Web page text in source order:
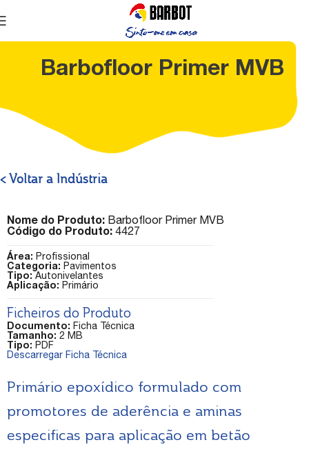
Barbofloor Primer MVB
< Voltar a Indústria
Nome do Produto: Barbofloor Primer MVB
Código do Produto: 4427
Área: Profissional
Categoria: Pavimentos
Tipo: Autonivelantes
Aplicação: Primário
Ficheiros do Produto
Documento: Ficha Técnica
Tamanho: 2 MB
Tipo: PDF
Descarregar Ficha Técnica
Primário epoxídico formulado com
promotores de aderência e aminas
especificas para aplicação em betão